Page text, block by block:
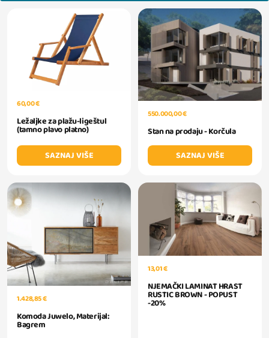
60,00 €
Ležaljke za plažu-ligeštul
(tamno plavo platno)
SAZNAJ VIŠE
550.000,00 €
Stan na prodaju - Korčula
SAZNAJ VIŠE
1.428,85 €
Komoda Juwelo, Materijal:
Bagrem
13,01 €
NJEMAČKI LAMINAT HRAST
RUSTIC BROWN - POPUST
-20%